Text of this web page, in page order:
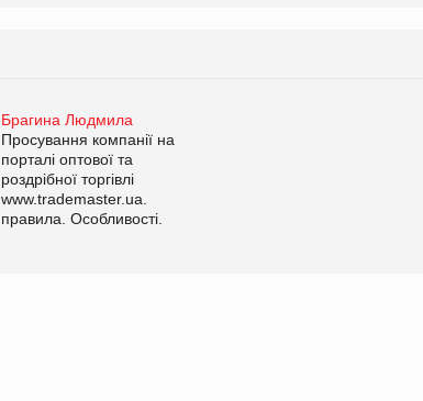
Брагина Людмила
Просування компанії на
порталі оптової та
роздрібної торгівлі
www.trademaster.ua.
правила. Особливості.